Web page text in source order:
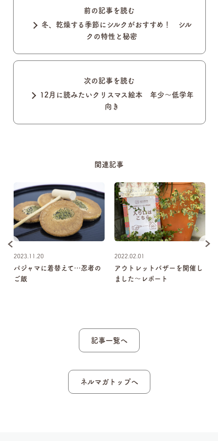
前の記事を読む
冬、乾燥する季節にシルクがおすすめ！ シル
クの特性と秘密
次の記事を読む
12月に読みたいクリスマス絵本 年少～低学年
向き
関連記事
2023.11.20
パジャマに着替えて…忍者の
ご飯
2022.02.01
アウトレットバザーを開催し
ました～レポート
記事一覧へ
ネルマガトップへ